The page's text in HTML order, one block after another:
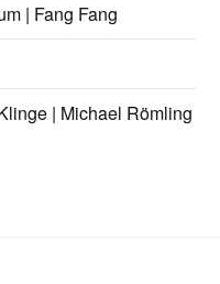
| Fang Fang
| Michael Römling